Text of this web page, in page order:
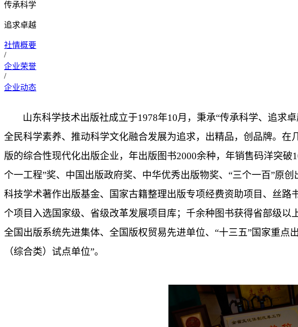
传承科学
追求卓越
社情概要
/
企业荣誉
/
企业动态
山东科学技术出版社成立于1978年10月，秉承“传承科学、追求
全民科学素养、推动科学文化融合发展为追求，出精品，创品牌。
版的综合性现代化出版企业，年出版图书2000余种，年销售码洋突
个一工程”奖、中国出版政府奖、中华优秀出版物奖、“三个一百”原
科技学术著作出版基金、国家古籍整理出版专项经费资助项目、丝
个项目入选国家级、省级改革发展项目库；千余种图书获得省部级
全国出版系统先进集体、全国版权贸易先进单位、“十三五”国家重
（综合类）试点单位”。